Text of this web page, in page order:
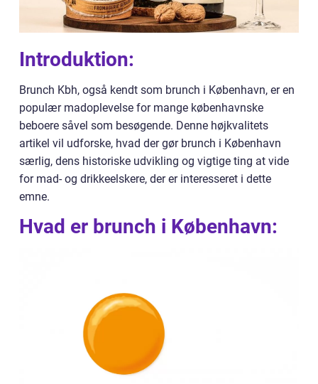
Introduktion:
Brunch Kbh, også kendt som brunch i København, er en
populær madoplevelse for mange københavnske
beboere såvel som besøgende. Denne højkvalitets
artikel vil udforske, hvad der gør brunch i København
særlig, dens historiske udvikling og vigtige ting at vide
for mad- og drikkeelskere, der er interesseret i dette
emne.
Hvad er brunch i København: